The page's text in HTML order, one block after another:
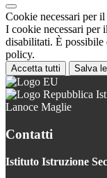
Cookie necessari per
I cookie necessari per
disabilitati. È possibile
policy.
Accetta tutti Salva
Lanoce Maglie
Contatti
Istituto Istruzione